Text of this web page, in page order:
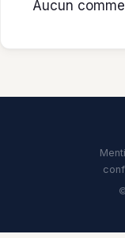
Aucun